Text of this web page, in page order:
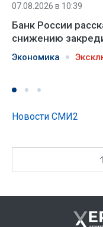
07.08.2026 в 10:39
Банк России
снижению
Экономика
Новости СМИ2